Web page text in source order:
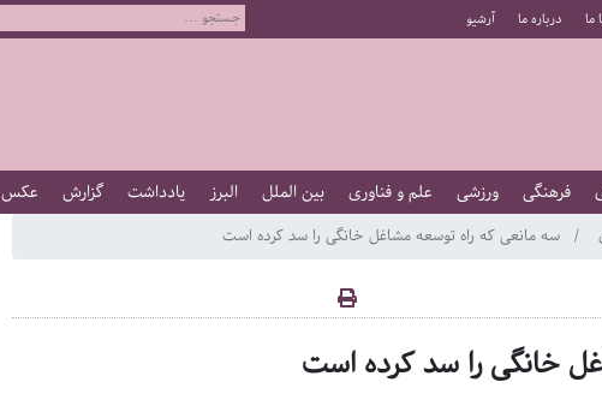
ما درباره ما آرشیو
فرهنگی ورزشی علم و فناوری بین الملل البرز یادداشت گزارش عکس
سه مانعی که راه توسعه مشاغل خانگی را سد کرده است
خانگی را سد کرده است